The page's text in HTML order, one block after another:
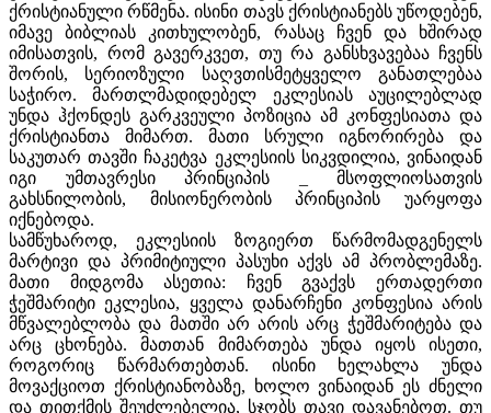
ქრისტიანული რწმენა. ისინი თავს ქრისტიანებს უწოდებენ,
იმავე ბიბლიას კითხულობენ, რასაც ჩვენ და ხშირად
იმისათვის, რომ გავერკვეთ, თუ რა განსხვავებაა ჩვენს
შორის, სერიოზული საღვთისმეტყველო განათლებაა
საჭირო. მართლმადიდებელ ეკლესიას აუცილებლად
უნდა ჰქონდეს გარკვეული პოზიცია ამ კონფესიათა და
ქრისტიანთა მიმართ. მათი სრული იგნორირება და
საკუთარ თავში ჩაკეტვა ეკლესიის სიკვდილია, ვინაიდან
იგი უმთავრესი პრინციპის _ მსოფლიოსათვის
გახსნილობის, მისიონერობის პრინციპის უარყოფა
იქნებოდა.
სამწუხაროდ, ეკლესიის ზოგიერთ წარმომადგენელს
მარტივი და პრიმიტიული პასუხი აქვს ამ პრობლემაზე.
მათი მიდგომა ასეთია: ჩვენ გვაქვს ერთადერთი
ჭეშმარიტი ეკლესია, ყველა დანარჩენი კონფესია არის
მწვალებლობა და მათში არ არის არც ჭეშმარიტება და
არც ცხონება. მათთან მიმართება უნდა იყოს ისეთი,
როგორიც წარმართებთან. ისინი ხელახლა უნდა
მოვაქციოთ ქრისტიანობაზე, ხოლო ვინაიდან ეს ძნელი
და თითქმის შეუძლებელია, სჯობს თავი დავანებოთ. თუ